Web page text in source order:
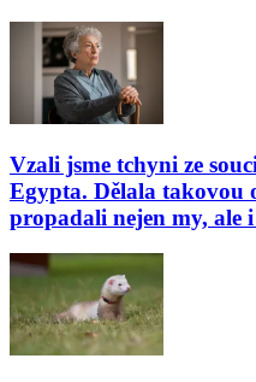
Vzali jsme tchyni ze
Egypta. Dělala takovou
propadali nejen my, ale